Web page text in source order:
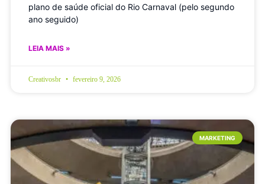
plano de saúde oficial do Rio Carnaval (pelo segundo
ano seguido)
LEIA MAIS »
Creativosbr fevereiro 9, 2026
MARKETING